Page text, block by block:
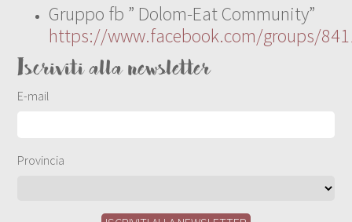
Gruppo fb ” Dolom-Eat Community”
https://www.facebook.com/groups/
Iscriviti alla newsletter
E-mail
Provincia